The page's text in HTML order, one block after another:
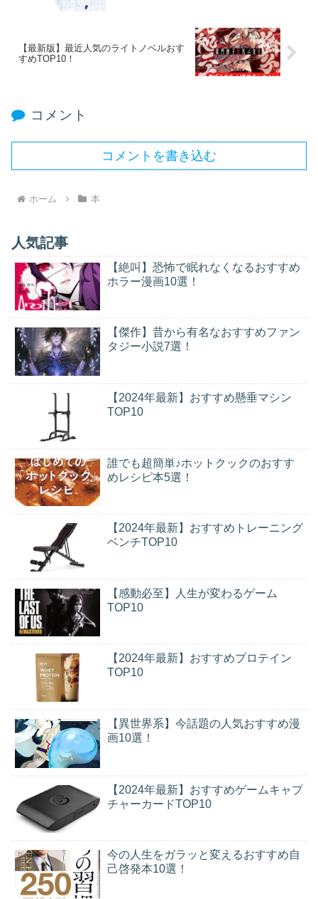
【最新版】最近人気のライトノベルおす
すめTOP10！
コメント
コメントを書き込む
ホーム 本
人気記事
【絶叫】恐怖で眠れなくなるおすすめ
ホラー漫画10選！
【傑作】昔から有名なおすすめファン
タジー小説7選！
【2024年最新】おすすめ懸垂マシン
TOP10
誰でも超簡単♪ホットクックのおすす
めレシピ本5選！
【2024年最新】おすすめトレーニング
ベンチTOP10
【感動必至】人生が変わるゲーム
TOP10
【2024年最新】おすすめプロテイン
TOP10
【異世界系】今話題の人気おすすめ漫
画10選！
【2024年最新】おすすめゲームキャプ
チャーカードTOP10
今の人生をガラッと変えるおすすめ自
己啓発本10選！